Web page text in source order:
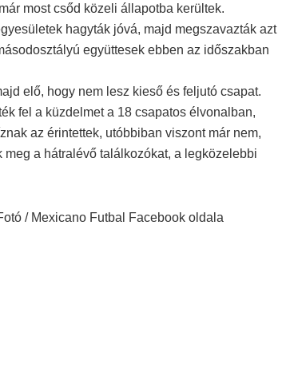
most csőd közeli állapotba kerültek.
hagyták jóvá, majd megszavazták azt
együttesek ebben az időszakban
elő, hogy nem lesz kieső és feljutó csapat.
fel a küzdelmet a 18 csapatos élvonalban,
az érintettek, utóbbiban viszont már nem,
a hátralévő találkozókat, a legközelebbi
/ Mexicano Futbal Facebook oldala